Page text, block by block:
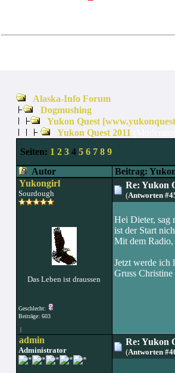
Alaska-Info Forum
Dogmushing
Yukon Quest
Yukon Quest 2011
Seiten: 1 2 34 5 6 7 8 9
Autor
Beitrag:
Yukongirl
Sourdough
Das Leben ist draussen
Geschlecht:
Beiträge: 603
|
Re: Yukon
(Antworten
Hei Dieter, sag
ist der Start
Mit dem Radio,
Jetzt werde ich
Gruss Christine
admin
Administrator
Re: Yukon
(Antworten